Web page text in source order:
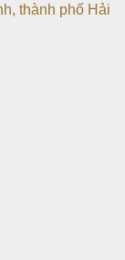
thành phố Hải